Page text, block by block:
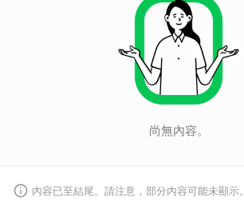
尚無內容。
內容已至結尾。請注意，部分內容可能未顯示。